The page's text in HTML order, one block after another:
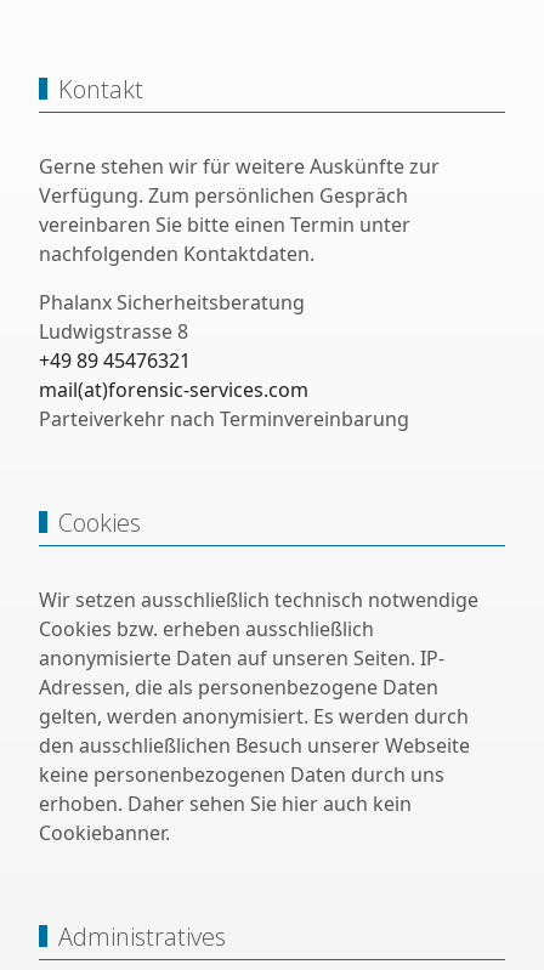
Kontakt
Gerne stehen wir für weitere Auskünfte zur
Verfügung. Zum persönlichen Gespräch
vereinbaren Sie bitte einen Termin unter
nachfolgenden Kontaktdaten.
Phalanx Sicherheitsberatung
Ludwigstrasse 8
+49 89 45476321
mail(at)forensic-services.com
Parteiverkehr nach Terminvereinbarung
Cookies
Wir setzen ausschließlich technisch notwendige
Cookies bzw. erheben ausschließlich
anonymisierte Daten auf unseren Seiten. IP-
Adressen, die als personenbezogene Daten
gelten, werden anonymisiert. Es werden durch
den ausschließlichen Besuch unserer Webseite
keine personenbezogenen Daten durch uns
erhoben. Daher sehen Sie hier auch kein
Cookiebanner.
Administratives